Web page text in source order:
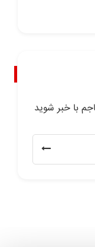
با خبر شوید